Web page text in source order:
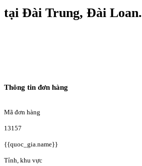
tại Đài Trung, Đài Loan.
Thông tin đơn hàng
Mã đơn hàng
13157
{{quoc_gia.name}}
Tỉnh, khu vực